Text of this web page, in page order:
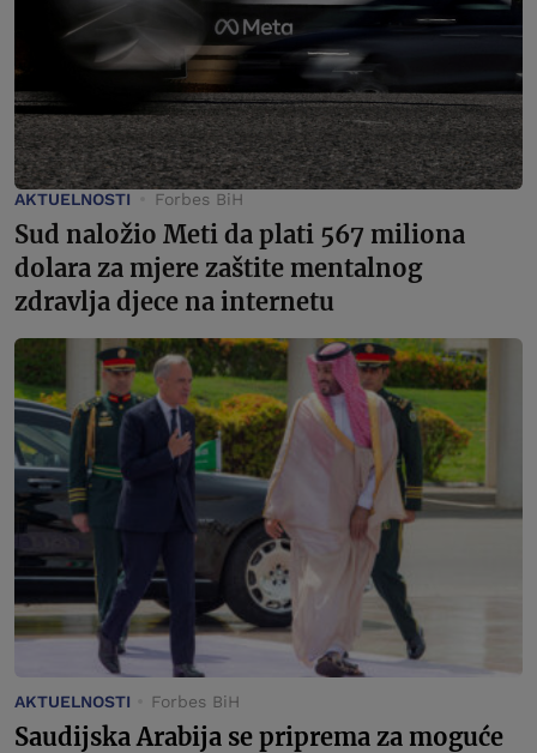
AKTUELNOSTI Forbes BiH
Sud naložio Meti da plati 567 miliona
dolara za mjere zaštite mentalnog
zdravlja djece na internetu
AKTUELNOSTI Forbes BiH
Saudijska Arabija se priprema za moguće